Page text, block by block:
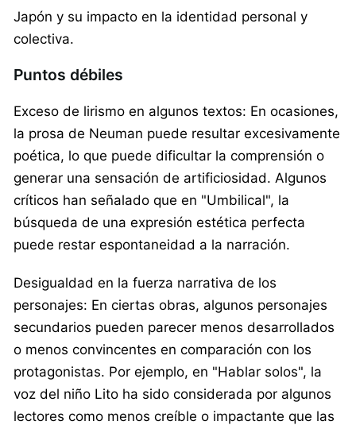
Japón y su impacto en la identidad personal y
colectiva.​
Puntos débiles
Exceso de lirismo en algunos textos: En ocasiones,
la prosa de Neuman puede resultar excesivamente
poética, lo que puede dificultar la comprensión o
generar una sensación de artificiosidad. Algunos
críticos han señalado que en "Umbilical", la
búsqueda de una expresión estética perfecta
puede restar espontaneidad a la narración. ​
Desigualdad en la fuerza narrativa de los
personajes: En ciertas obras, algunos personajes
secundarios pueden parecer menos desarrollados
o menos convincentes en comparación con los
protagonistas. Por ejemplo, en "Hablar solos", la
voz del niño Lito ha sido considerada por algunos
lectores como menos creíble o impactante que las